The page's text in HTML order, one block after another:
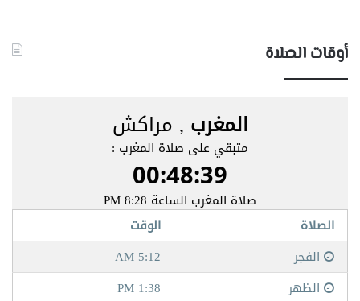
أوقات الصلاة